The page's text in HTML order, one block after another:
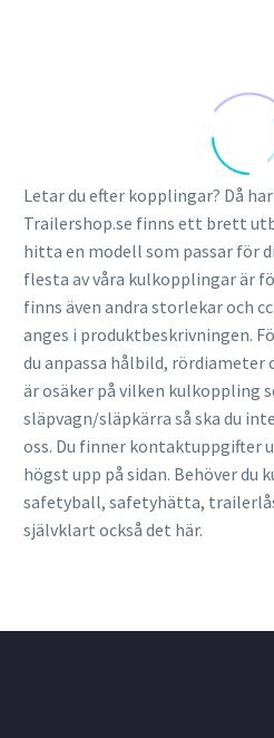
Letar du efter kopplingar? Då
Trailershop.se finns ett brett
hitta en modell som passar för
flesta av våra kulkopplingar är
finns även andra storlekar och
anges i produktbeskrivningen.
du anpassa hålbild, rördiameter
är osäker på vilken kulkoppling
släpvagn/släpkärra så ska du
oss. Du finner kontaktuppgifter
högst upp på sidan. Behöver du
safetyball, safetyhätta,
självklart också det här.